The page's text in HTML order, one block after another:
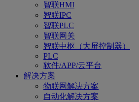
智联HMI
智联IPC
智联PLC
智联网关
智联中枢（大屏控制器）
PLC
软件/APP/云平台
解决方案
物联网解决方案
自动化解决方案